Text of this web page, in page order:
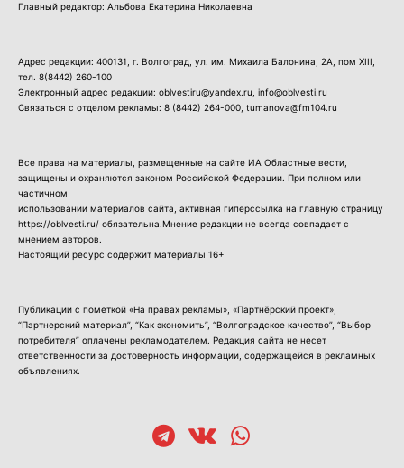
Главный редактор: Альбова Екатерина Николаевна
Адрес редакции: 400131, г. Волгоград, ул. им. Михаила Балонина, 2А, пом XIII,
тел. 8(8442) 260-100
Электронный адрес редакции: oblvestiru@yandex.ru, info@oblvesti.ru
Связаться с отделом рекламы: 8 (8442) 264-000 , tumanova@fm104.ru
Все права на материалы, размещенные на сайте ИА Областные вести,
защищены и охраняются законом Российской Федерации. При полном или
частичном
использовании материалов сайта, активная гиперссылка на главную страницу
https://oblvesti.ru/ обязательна.Мнение редакции не всегда совпадает с
мнением авторов.
Настоящий ресурс содержит материалы 16+
Публикации с пометкой «На правах рекламы», «Партнёрский проект»,
“Партнерский материал”, “Как экономить”, “Волгоградское качество”, “Выбор
потребителя” оплачены рекламодателем. Редакция сайта не несет
ответственности за достоверность информации, содержащейся в рекламных
объявлениях.